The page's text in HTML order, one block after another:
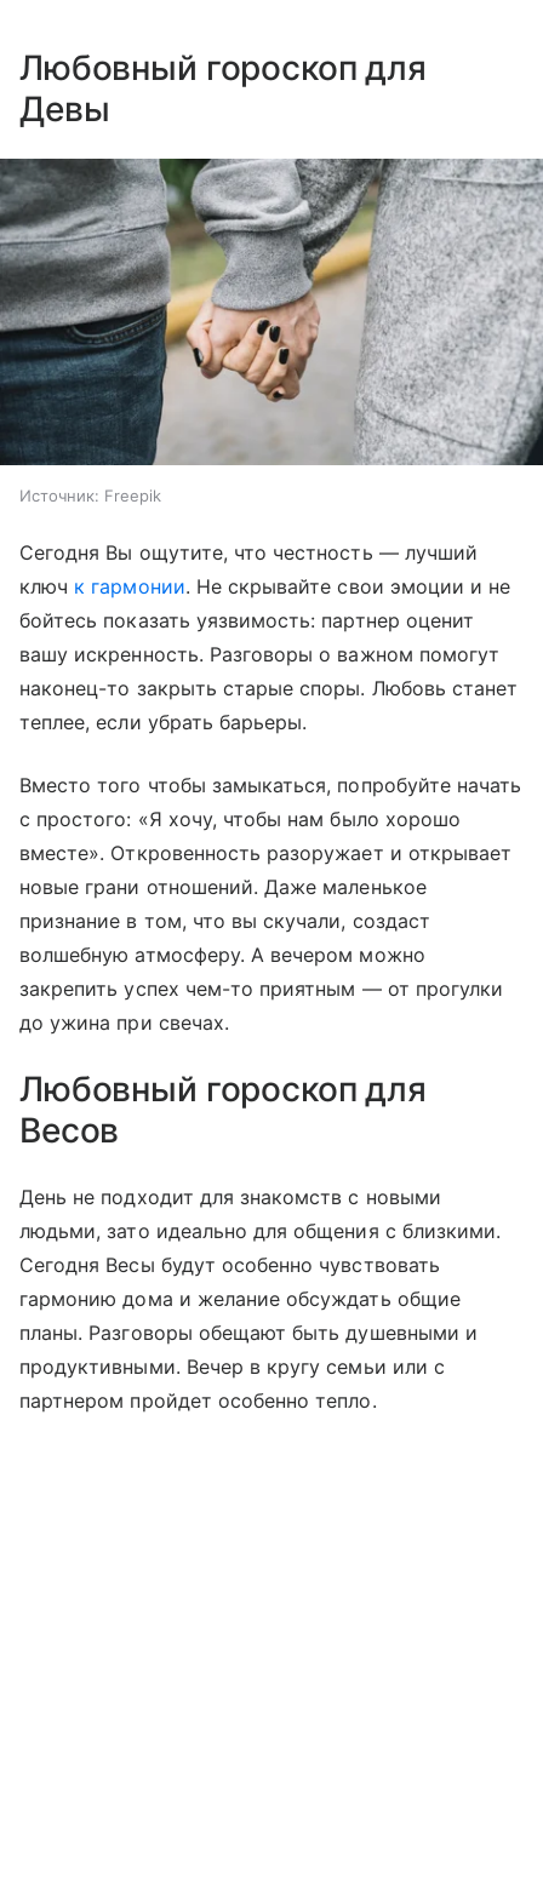
Любовный гороскоп для
Девы
Источник: Freepik
Сегодня Вы ощутите, что честность — лучший
ключ к гармонии. Не скрывайте свои эмоции и не
бойтесь показать уязвимость: партнер оценит
вашу искренность. Разговоры о важном помогут
наконец-то закрыть старые споры. Любовь станет
теплее, если убрать барьеры.
Вместо того чтобы замыкаться, попробуйте начать
с простого: «Я хочу, чтобы нам было хорошо
вместе». Откровенность разоружает и открывает
новые грани отношений. Даже маленькое
признание в том, что вы скучали, создаст
волшебную атмосферу. А вечером можно
закрепить успех чем-то приятным — от прогулки
до ужина при свечах.
Любовный гороскоп для
Весов
День не подходит для знакомств с новыми
людьми, зато идеально для общения с близкими.
Сегодня Весы будут особенно чувствовать
гармонию дома и желание обсуждать общие
планы. Разговоры обещают быть душевными и
продуктивными. Вечер в кругу семьи или с
партнером пройдет особенно тепло.